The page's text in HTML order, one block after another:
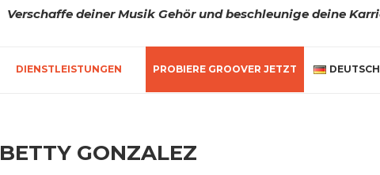
Verschaffe deiner Musik Gehör und beschleunige deine
DIENSTLEISTUNGEN PROBIERE GROOVER JETZT DEUTSCH
BETTY GONZALEZ